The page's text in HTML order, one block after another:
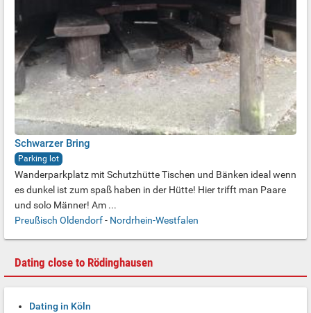
Schwarzer Bring
Parking lot
Wanderparkplatz mit Schutzhütte Tischen und Bänken ideal wenn
es dunkel ist zum spaß haben in der Hütte! Hier trifft man Paare
und solo Männer! Am ...
Preußisch Oldendorf- Nordrhein-Westfalen
Dating close to Rödinghausen
Dating in Köln